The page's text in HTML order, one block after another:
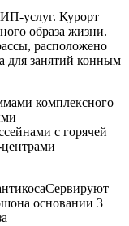
услуг. Курорт
образа жизни.
расположено
для занятий конным
комплексного
с горячей
основании 3